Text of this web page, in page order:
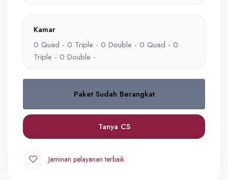
Kamar
0 Quad - 0 Triple - 0 Double - 0 Quad - 0
Triple - 0 Double -
Quad
IDR 56,900,000
0
Triple
Paket Sudah Berangkat
Tanya CS
Jaminan pelayanan terbaik